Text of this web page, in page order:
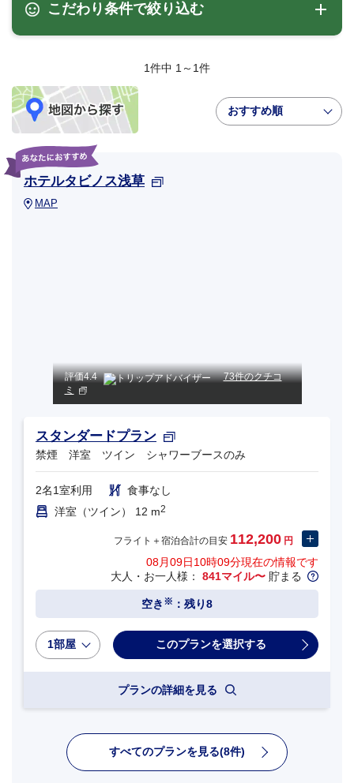
こだわり条件で絞り込む
1件中 1～1件
おすすめ順
ホテルタビノス浅草
MAP
評価4.4
73件のクチコ
ミ
スタンダードプラン
禁煙 洋室 ツイン シャワーブースのみ
2名1室利用
食事なし
洋室（ツイン） 12 m2
フライト＋宿泊合計の目安 112,200 円
08月09日10時09分現在の情報です
大人・お一人様： 841マイル〜 貯まる
空き ※ ：残り8
1部屋
プランの詳細を見る
すべてのプランを見る(8件)